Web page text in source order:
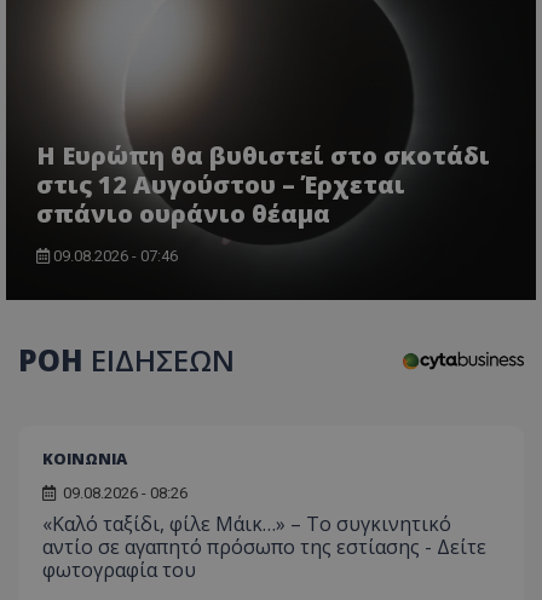
Η Ευρώπη θα βυθιστεί στο σκοτάδι
στις 12 Αυγούστου – Έρχεται
σπάνιο ουράνιο θέαμα
09.08.2026 - 07:46
ΡΟΗ ΕΙΔΗΣΕΩΝ
ΚΟΙΝΩΝΙΑ
09.08.2026 - 08:26
«Καλό ταξίδι, φίλε Μάικ…» – Το συγκινητικό
αντίο σε αγαπητό πρόσωπο της εστίασης - Δείτε
φωτογραφία του
_ga_J7RS52TMNC
.tothemaonline.com